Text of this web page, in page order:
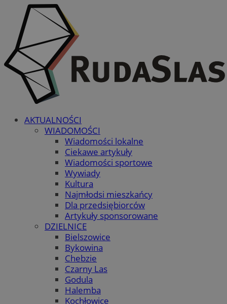
AKTUALNOŚCI
WIADOMOŚCI
Wiadomości lokalne
Ciekawe artykuły
Wiadomości sportowe
Wywiady
Kultura
Najmłodsi mieszkańcy
Dla przedsiębiorców
Artykuły sponsorowane
DZIELNICE
Bielszowice
Bykowina
Chebzie
Czarny Las
Godula
Halemba
Kochłowice